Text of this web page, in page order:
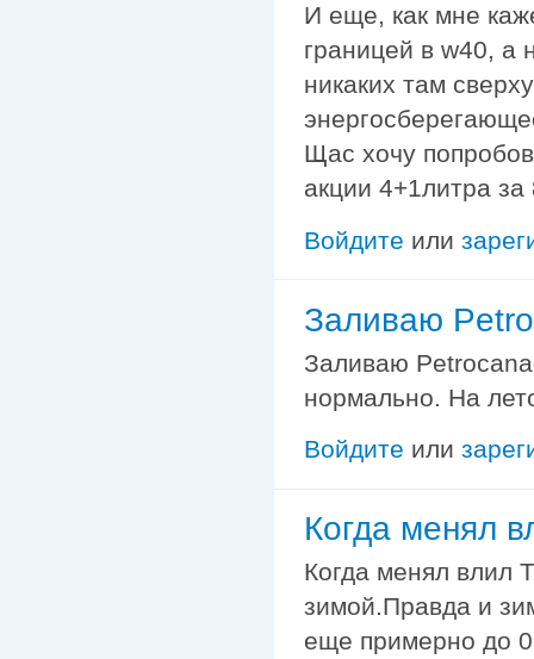
И еще, как мне
границей в w40, а
никаких там
Щас хочу
акции 4+1литра за
Войдите или
Заливаю
Заливаю
нормально. На
Войдите или
Когда менял
Когда менял влил
зимой.Правда и
еще примерно до